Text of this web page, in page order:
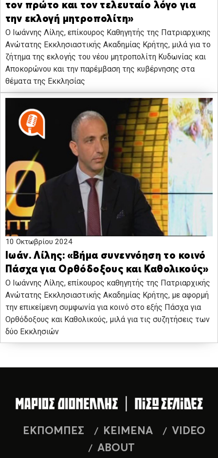
τον πρώτο και τον τελευταίο λόγο για
την εκλογή μητροπολίτη»
Ο Ιωάννης Λίλης, επίκουρος Καθηγητής της Πατριαρχικης
Ανώτατης Εκκλησιαστικής Ακαδημίας Κρήτης, μιλά για το
ζήτημα της εκλογής του νέου μητροπολίτη Κυδωνίας και
Αποκορώνου και την παρέμβαση της κυβέρνησης στα
θέματα της Εκκλησίας
10 Οκτωβρίου 2024
Ιωάν. Λίλης: «Βήμα συνεννόηση το κοινό
Πάσχα για Ορθόδοξους και Καθολικούς»
O Ιωάννης Λίλης, επίκουρος καθηγητής της Πατριαρχικής
Ανώτατης Εκκλησιαστικής Ακαδημίας Κρήτης, με αφορμή
την επικείμενη συμφωνία για κοινό στο εξής Πάσχα για
Ορθόδοξους και Καθολικούς, μιλά για τις συζητήσεις των
δύο Εκκλησιών
ΕΚΠΟΜΠΕΣ ΚΕΙΜΕΝΑ
VIDEO
ABOUT